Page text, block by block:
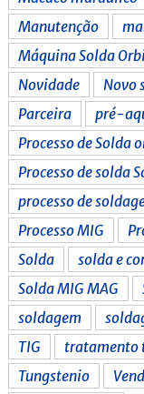
Manutenção
Máquina Solda
Novidade
Novo
Parceira
pré-
Processo de Solda
Processo de solda
processo de
Processo MIG
Solda
solda e
Solda MIG MAG
soldagem
TIG
tratamento
Tungstenio